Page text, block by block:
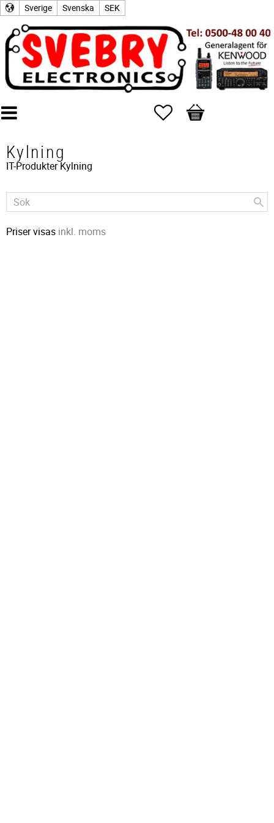
Sverige Svenska SEK
Favoriter
Kundvagn
Kylning
IT-ProdukterKylning
Priser visas inkl. moms